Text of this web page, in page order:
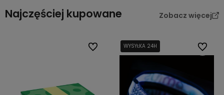
Najczęściej kupowane Zobacz więcej
Do ulubionychWYSYŁKA 24H
WYSYŁKA 24H Do